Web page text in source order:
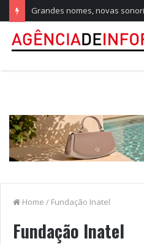
Home / Fundação Inatel
Fundação Inatel